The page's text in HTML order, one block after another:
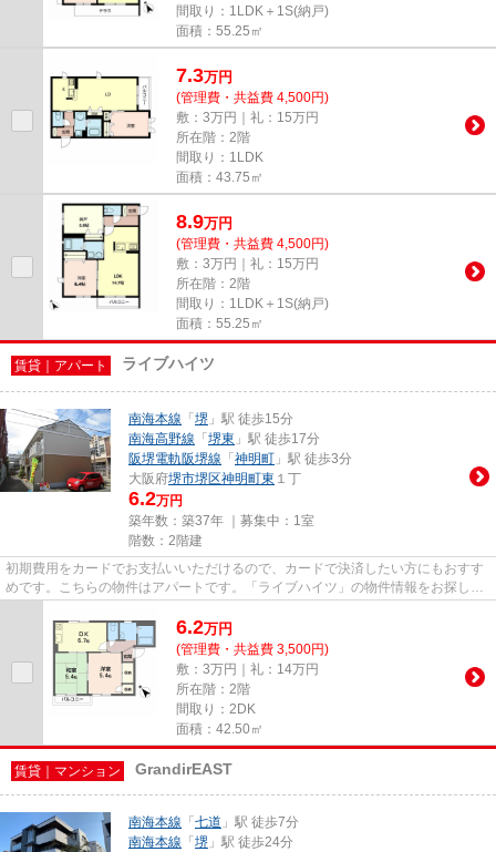
間取り：1LDK＋1S(納戸)
面積：55.25㎡
7.3万円
(管理費・共益費 4,500円)
敷：3万円｜礼：15万円
所在階：2階
間取り：1LDK
面積：43.75㎡
8.9万円
(管理費・共益費 4,500円)
敷：3万円｜礼：15万円
所在階：2階
間取り：1LDK＋1S(納戸)
面積：55.25㎡
賃貸｜アパート ライブハイツ
南海本線 「 堺 」駅 徒歩15分
南海高野線 「 堺東 」駅 徒歩17分
阪堺電軌阪堺線 「 神明町 」駅 徒歩3分
大阪府堺市堺区神明町東 １丁
6.2万円
築年数：築37年 ｜募集中： 1室
階数：2階建
初期費用をカードでお支払いいただけるので、カードで決済したい方にもおすす
めです。こちらの物件はアパートです。「ライブハイツ」の物件情報をお探しな
6.2万円
(管理費・共益費 3,500円)
敷：3万円｜礼：14万円
所在階：2階
間取り：2DK
面積：42.50㎡
賃貸｜マンション GrandirEAST
南海本線 「 七道 」駅 徒歩7分
南海本線 「 堺 」駅 徒歩24分